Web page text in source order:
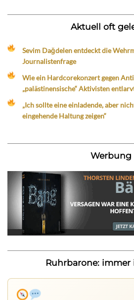
Aktuell oft
Sevim Dağdelen entdeckt die
Journalistenfrage
Wie ein Hardcorekonzert gegen
„palästinensische“ Aktivisten
„Ich sollte eine einladende, aber
eingehende Haltung zeigen“
Werbung
Ruhrbarone: